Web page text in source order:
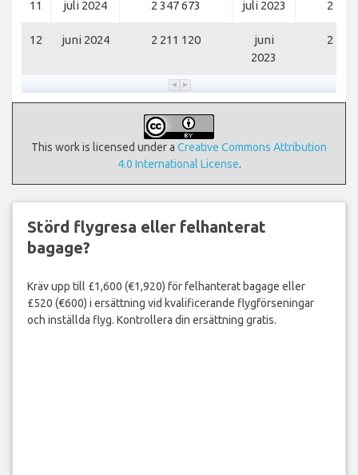
11 juli 2024 2 347 673 juli 2023 2 255
12 juni 2024 2 211 120
juni
2023
2 168
This work is licensed under a Creative Commons Attribution
4.0 International License.
Störd flygresa eller felhanterat
bagage?
Kräv upp till £1,600 (€1,920) för felhanterat bagage eller
£520 (€600) i ersättning vid kvalificerande flygförseningar
och inställda flyg. Kontrollera din ersättning gratis.